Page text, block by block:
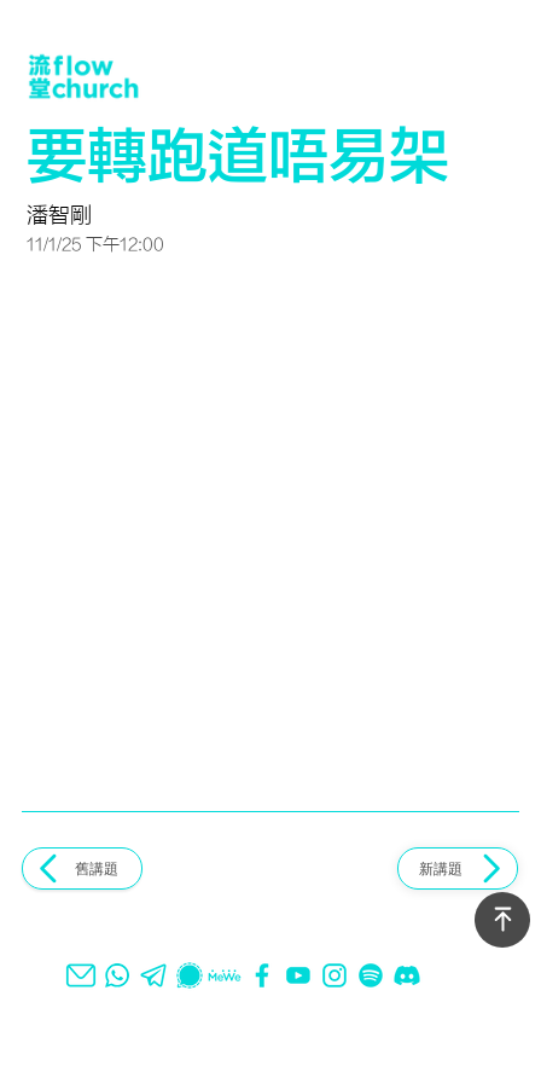
要轉跑道唔易架
潘智剛
11/1/25 下午12:00
舊講題 新講題